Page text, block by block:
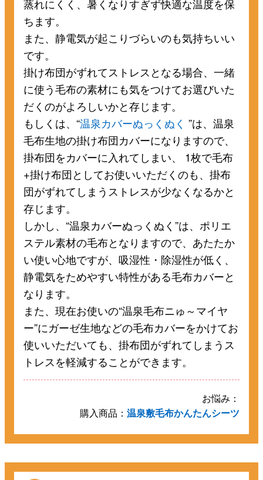
蒸れにくく、暑くなりすぎず快適な温度を保
ちます。
また、静電気が起こりづらいのも気持ちいい
です。
掛け布団がずれてストレスとなる場合、一緒
に使う毛布の素材にも気をつけてお選びいた
だくのがよろしいかと存じます。
もしくは、“温泉カバーぬっくぬく ”は、温泉
毛布生地の掛け布団カバーになりますので、
掛布団をカバーに入れてしまい、 1枚で毛布
+掛け布団としてお使いいただくのも、掛布
団がずれてしまうストレスが少なくなるかと
存じます。
しかし、“温泉カバーぬっくぬく”は、ポリエ
ステル素材の毛布となりますので、あたたか
い使い心地ですが、吸湿性・除湿性が低く、
静電気をためやすい特性がある毛布カバーと
なります。
また、現在お使いの“温泉毛布ニゅ～マイヤ
ー”にガーゼ生地などの毛布カバーをかけてお
使いいただいても、掛布団がずれてしまうス
トレスを軽減することができます。
お悩み：
購入商品： 温泉敷毛布かんたんシーツ